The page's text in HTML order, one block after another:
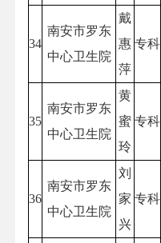
34
南安市罗东
中心卫生院
戴
惠
萍
专科
35
南安市罗东
中心卫生院
黄
蜜
玲
专科
36
南安市罗东
中心卫生院
刘
家
兴
专科